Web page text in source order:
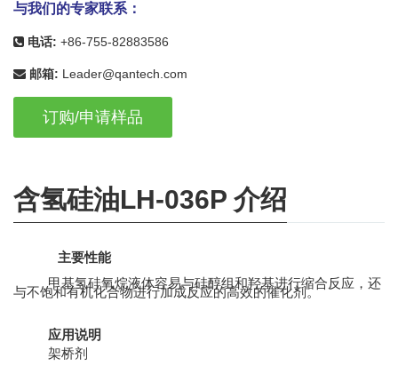
与我们的专家联系：
电话: +86-755-82883586
邮箱: Leader@qantech.com
订购/申请样品
含氢硅油LH-036P 介绍
主要性能
甲基氢硅氧烷液体容易与硅醇组和羟基进行缩合反应，还
与不饱和有机化合物进行加成反应的高效的催化剂。
应用说明
架桥剂